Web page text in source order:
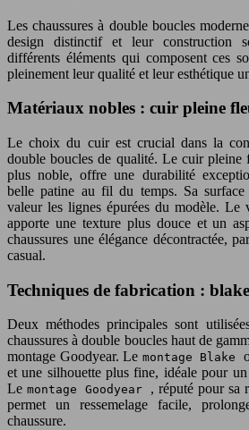
Les chaussures à double boucles
design distinctif et leur construction
différents éléments qui composent ces
pleinement leur qualité et leur esthétique
Matériaux nobles : cuir pleine
Le choix du cuir est crucial dans la
double boucles de qualité. Le cuir pleine
plus noble, offre une durabilité
belle patine au fil du temps. Sa
valeur les lignes épurées du modèle. Le
apporte une texture plus douce et un
chaussures une élégance décontractée,
casual.
Techniques de fabrication :
Deux méthodes principales sont
chaussures à double boucles haut de
montage Goodyear. Le montage Blake
et une silhouette plus fine, idéale pour
Le montage Goodyear , réputé pour sa
permet un ressemelage facile,
chaussure.